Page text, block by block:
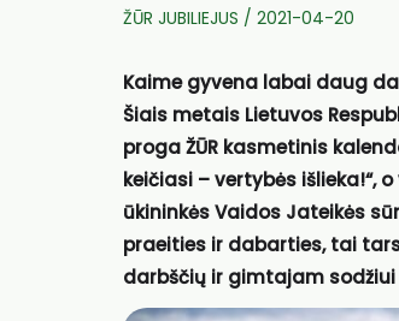
ŽŪR JUBILIEJUS / 2021-04-20
Kaime gyvena labai daug
Šiais metais Lietuvos
proga ŽŪR kasmetinis
keičiasi – vertybės išlieka!“,
ūkininkės Vaidos Jateikės
praeities ir dabarties, tai
darbščių ir gimtajam